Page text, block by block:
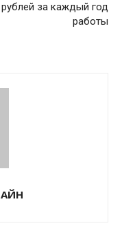
рублей за каждый год
работы